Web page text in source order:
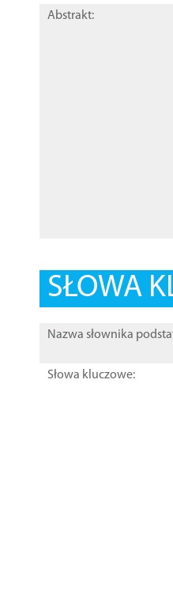
Abstrakt:
SŁOWA
Nazwa słownika
Słowa kluczowe: